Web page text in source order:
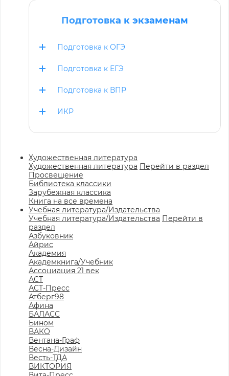
Подготовка к экзаменам
Подготовка к ОГЭ
Подготовка к ЕГЭ
Подготовка к ВПР
ИКР
Художественная литература
Художественная литература Перейти в раздел
Просвещение
Библиотека классики
Зарубежная классика
Книга на все времена
Учебная литература/Издательства
Учебная литература/Издательства Перейти в
раздел
Азбуковник
Айрис
Академия
Академкнига/Учебник
Ассоциация 21 век
АСТ
АСТ-Пресс
Атберг98
Афина
БАЛАСС
Бином
ВАКО
Вентана-Граф
Весна-Дизайн
Весть-ТДА
ВИКТОРИЯ